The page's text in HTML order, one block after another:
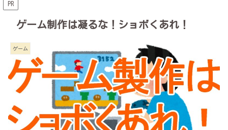
PR
ゲーム制作は凝るな！ショボくあれ！
ゲーム